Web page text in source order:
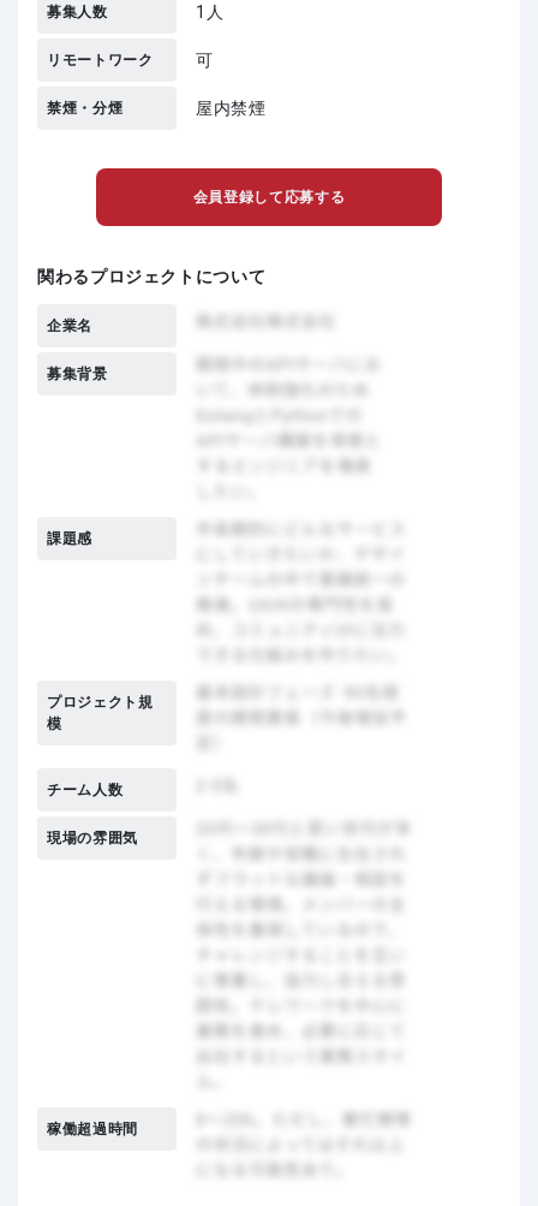
募集人数 1人
リモートワーク 可
禁煙・分煙 屋内禁煙
会員登録して応募する
関わるプロジェクトについて
企業名
募集背景
課題感
プロジェクト規
模
チーム人数
現場の雰囲気
稼働超過時間